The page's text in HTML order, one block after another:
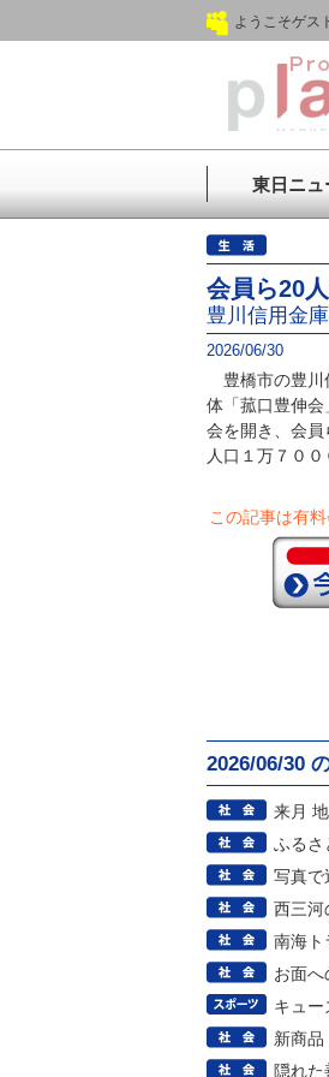
ようこそゲス
東日ニュ
会員ら20
豊川信用金
2026/06/30
豊橋市の豊川
体「菰口豊伸
会を開き、会
人口１万７００
この記事は有料
2026/06/30
来月
ふる
写真で
西三河
南海ト
お面へ
キュー
新商品
隠れた